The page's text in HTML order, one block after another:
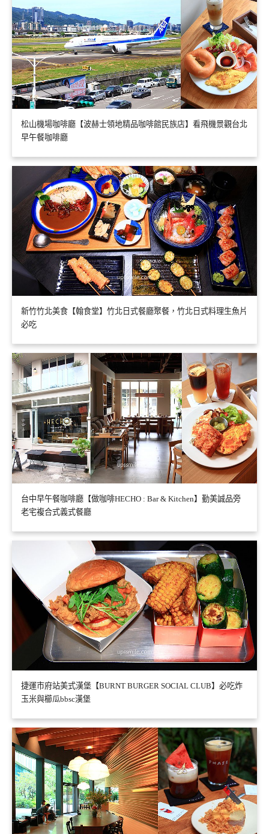
松山機場咖啡廳【波赫士領地精品咖啡館民族店】看飛機景觀台北
早午餐咖啡廳
新竹竹北美食【翰食堂】竹北日式餐廳聚餐，竹北日式料理生魚片
必吃
台中早午餐咖啡廳【做咖啡HECHO : Bar & Kitchen】勤美誠品旁
老宅複合式義式餐廳
捷運市府站美式漢堡【BURNT BURGER SOCIAL CLUB】必吃炸
玉米與櫛瓜bbsc漢堡